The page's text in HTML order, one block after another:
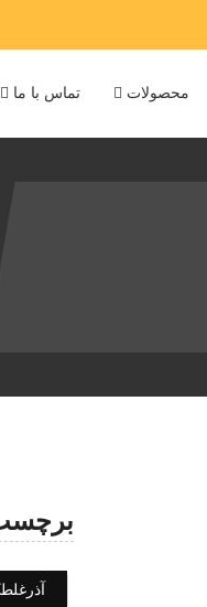
محصولات تماس با ما